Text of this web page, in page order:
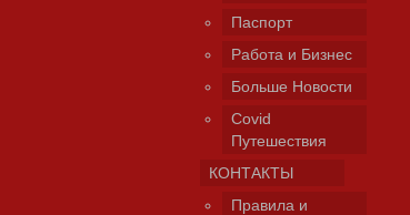
Паспорт
Работа и Бизнес
Больше Новости
Covid
Путешествия
КОНТАКТЫ
Правила и